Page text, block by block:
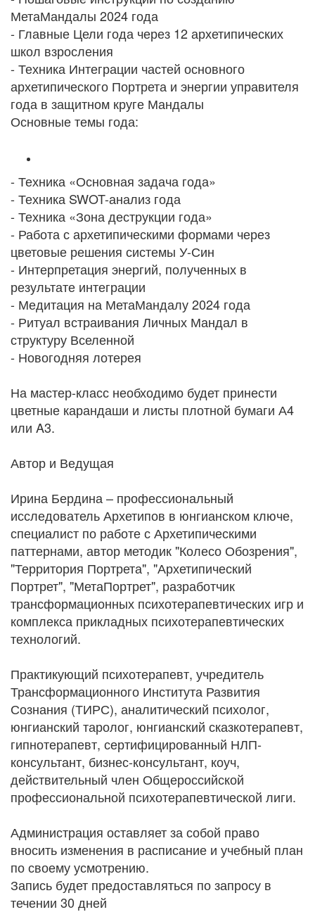
МетаМандалы 2024 года
- Главные Цели года через 12 архетипических
школ взросления
- Техника Интеграции частей основного
архетипического Портрета и энергии управителя
года в защитном круге Мандалы
Основные темы года:
- Техника «Основная задача года»
- Техника SWOT-анализ года
- Техника «Зона деструкции года»
- Работа с архетипическими формами через
цветовые решения системы У-Син
- Интерпретация энергий, полученных в
результате интеграции
- Медитация на МетаМандалу 2024 года
- Ритуал встраивания Личных Мандал в
структуру Вселенной
- Новогодняя лотерея
На мастер-класс необходимо будет принести
цветные карандаши и листы плотной бумаги А4
или A3.
Автор и Ведущая
Ирина Бердина – профессиональный
исследователь Архетипов в юнгианском ключе,
специалист по работе с Архетипическими
паттернами, автор методик "Колесо Обозрения",
"Территория Портрета", "Архетипический
Портрет", "МетаПортрет", разработчик
трансформационных психотерапевтических игр и
комплекса прикладных психотерапевтических
технологий.
Практикующий психотерапевт, учредитель
Трансформационного Института Развития
Сознания (ТИРС), аналитический психолог,
юнгианский таролог, юнгианский сказкотерапевт,
гипнотерапевт, сертифицированный НЛП-
консультант, бизнес-консультант, коуч,
действительный член Общероссийской
профессиональной психотерапевтической лиги.
Администрация оставляет за собой право
вносить изменения в расписание и учебный план
по своему усмотрению.
Запись будет предоставляться по запросу в
течении 30 дней